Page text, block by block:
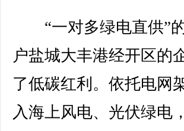
“一对多绿电直供”
户盐城大丰港经开区的
了低碳红利。依托电网
入海上风电、光伏绿电